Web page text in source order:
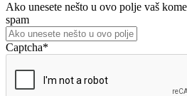
Ako unesete nešto u ovo polje vaš
spam
Captcha*